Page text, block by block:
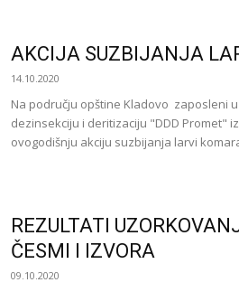
AKCIJA SUZBIJANJA
14.10.2020
Na području opštine Kladovo zaposleni
dezinsekciju i deritizaciju "DDD Promet"
ovogodišnju akciju suzbijanja larvi
REZULTATI
ČESMI I IZVORA
09.10.2020